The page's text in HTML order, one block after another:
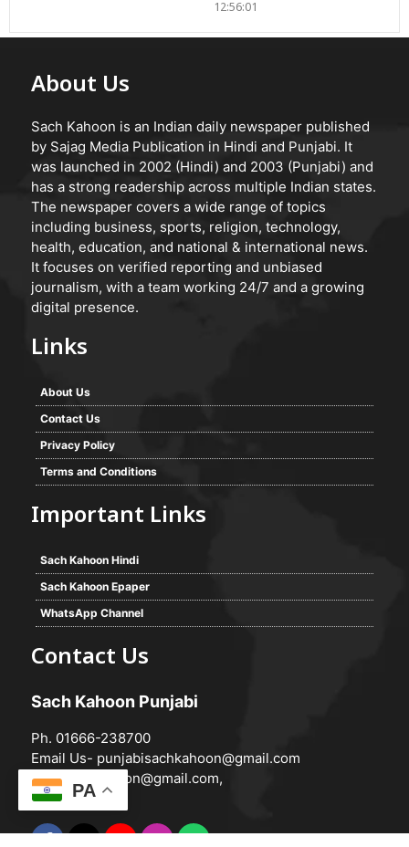
12:56:01
About Us
Sach Kahoon is an Indian daily newspaper published
by Sajag Media Publication in Hindi and Punjabi. It
was launched in 2002 (Hindi) and 2003 (Punjabi) and
has a strong readership across multiple Indian states.
The newspaper covers a wide range of topics
including business, sports, religion, technology,
health, education, and national & international news.
It focuses on verified reporting and unbiased
journalism, with a team working 24/7 and a growing
digital presence.
Links
About Us
Contact Us
Privacy Policy
Terms and Conditions
Important Links
Sach Kahoon Hindi
Sach Kahoon Epaper
WhatsApp Channel
Contact Us
Sach Kahoon Punjabi
Ph. 01666-238700
Email Us- punjabisachkahoon@gmail.com
hindisachkahoon@gmail.com,
PA